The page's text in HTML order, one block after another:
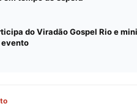
do Viradão Gospel Rio e
evento